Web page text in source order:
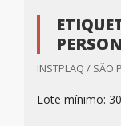
INSTPLAQ / SÃO
Lote mínimo: